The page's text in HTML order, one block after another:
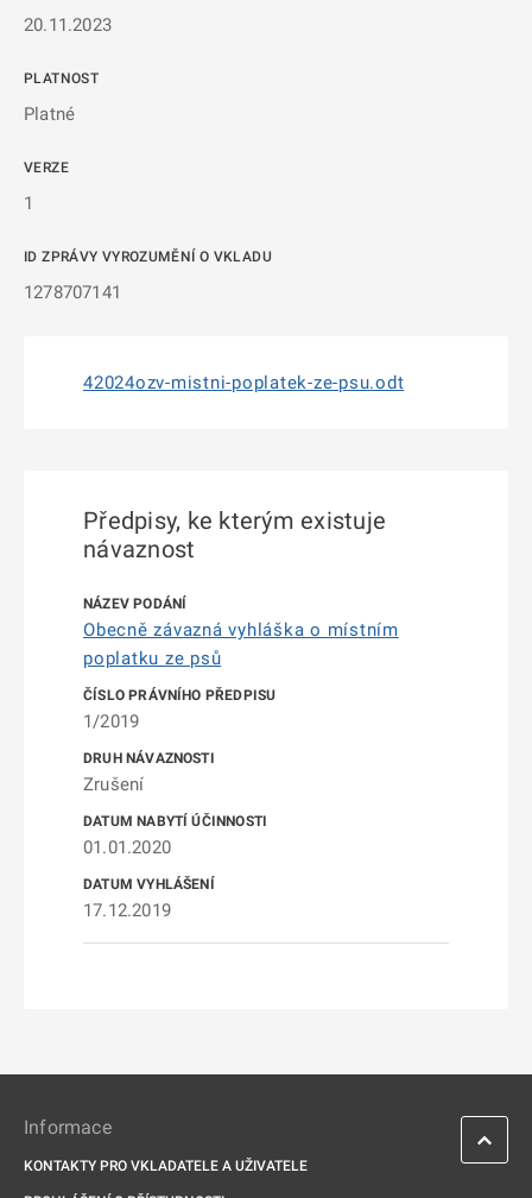
20.11.2023
PLATNOST
Platné
VERZE
1
ID ZPRÁVY VYROZUMĚNÍ O VKLADU
1278707141
42024ozv-mistni-poplatek-ze-psu.odt
Předpisy, ke kterým existuje
návaznost
Obecně závazná vyhláška o místním
poplatku ze psů
1/2019
Zrušení
01.01.2020
17.12.2019
Informace
KONTAKTY PRO VKLADATELE A UŽIVATELE